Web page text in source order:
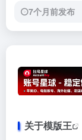
7个月前发布
关于模版王